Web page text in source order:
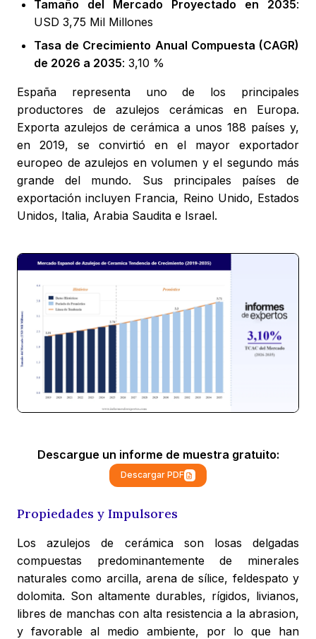
Tamaño del Mercado Proyectado en 2035:
USD 3,75 Mil Millones
Tasa de Crecimiento Anual Compuesta (CAGR)
de 2026 a 2035: 3,10 %
España representa uno de los principales
productores de azulejos cerámicas en Europa.
Exporta azulejos de cerámica a unos 188 países y,
en 2019, se convirtió en el mayor exportador
europeo de azulejos en volumen y el segundo más
grande del mundo. Sus principales países de
exportación incluyen Francia, Reino Unido, Estados
Unidos, Italia, Arabia Saudita e Israel.
Descargue un informe de muestra gratuito:
Descargar PDF
Propiedades y Impulsores
Los azulejos de cerámica son losas delgadas
compuestas predominantemente de minerales
naturales como arcilla, arena de sílice, feldespato y
dolomita. Son altamente durables, rígidos, livianos,
libres de manchas con alta resistencia a la abrasion,
y favorable al medio ambiente, por lo que han